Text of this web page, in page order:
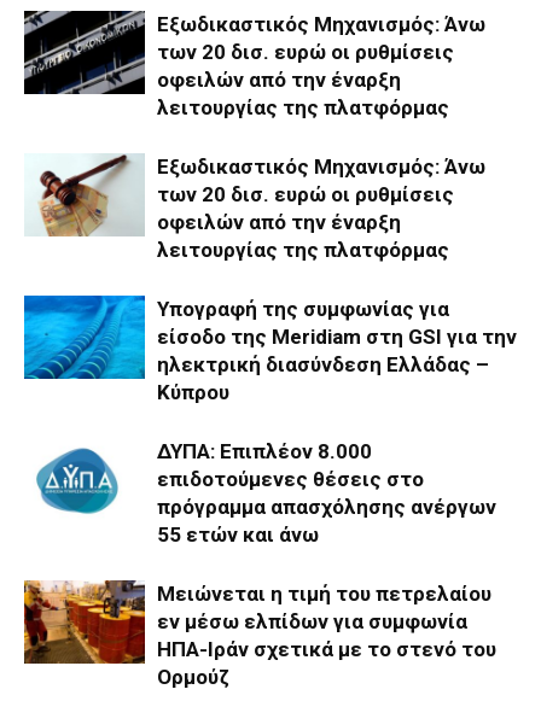
Εξωδικαστικός Μηχανισμός: Άνω
των 20 δισ. ευρώ οι ρυθμίσεις
οφειλών από την έναρξη
λειτουργίας της πλατφόρμας
Εξωδικαστικός Μηχανισμός: Άνω
των 20 δισ. ευρώ οι ρυθμίσεις
οφειλών από την έναρξη
λειτουργίας της πλατφόρμας
Υπογραφή της συμφωνίας για
είσοδο της Meridiam στη GSI για την
ηλεκτρική διασύνδεση Ελλάδας –
Κύπρου
ΔΥΠΑ: Επιπλέον 8.000
επιδοτούμενες θέσεις στο
πρόγραμμα απασχόλησης ανέργων
55 ετών και άνω
Μειώνεται η τιμή του πετρελαίου
εν μέσω ελπίδων για συμφωνία
ΗΠΑ-Ιράν σχετικά με το στενό του
Ορμούζ